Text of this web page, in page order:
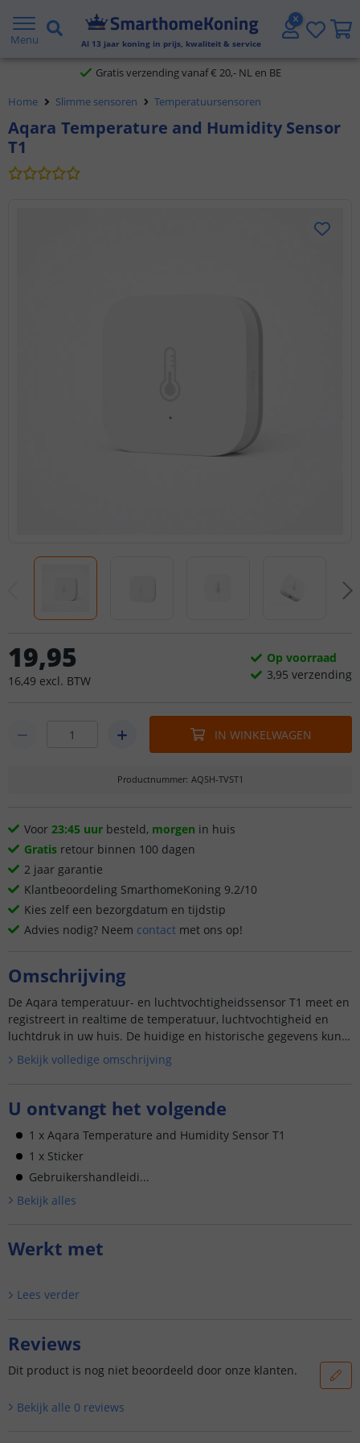
Menu Al 13 jaar koning in prijs, kwaliteit & service
2 jaar garantie
Gratis verzending vanaf € 20,- NL en BE
Klantbeoordeling 9.1
Home Slimme sensoren Temperatuursensoren
Aqara Temperature and Humidity Sensor
T1
19,95
16,49 excl. BTW
Op voorraad
3,95 verzending
IN WINKELWAGEN
Productnummer: AQSH-TVST1
Voor 23:45 uur besteld, morgen in huis
Gratis retour binnen 100 dagen
2 jaar garantie
Klantbeoordeling SmarthomeKoning 9.2/10
Kies zelf een bezorgdatum en tijdstip
Advies nodig? Neem contact met ons op!
Omschrijving
De Aqara temperatuur- en luchtvochtigheidssensor T1 meet en
registreert in realtime de temperatuur, luchtvochtigheid en
luchtdruk in uw huis. De huidige en historische gegevens kunt
u bekijken in de app. Ook kan de sensor andere slimme a...
Bekijk volledige omschrijving
U ontvangt het volgende
1 x Aqara Temperature and Humidity Sensor T1
1 x Sticker
Gebruikershandleidi...
Bekijk alles
Werkt met
Lees verder
Reviews
Dit product is nog niet beoordeeld door onze klanten.
Bekijk alle 0 reviews